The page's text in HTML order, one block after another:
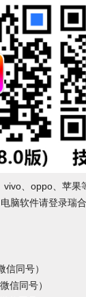
vivo、oppo、苹
脑软件请登录瑞
同号）
信同号）